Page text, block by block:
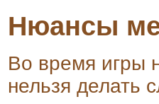
Нюансы
Во время игры
нельзя делать